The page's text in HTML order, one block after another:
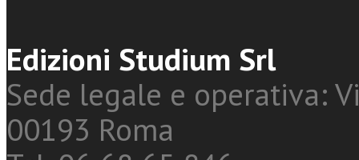
Edizioni Studium Srl
Sede legale e operativa:
00193 Roma